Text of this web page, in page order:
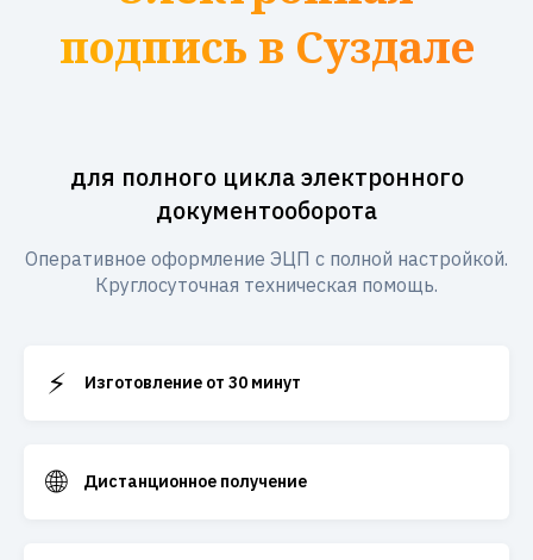
подпись в Суздале
для полного цикла электронного
документооборота
Оперативное оформление ЭЦП с полной настройкой.
Круглосуточная техническая помощь.
⚡ Изготовление от 30 минут
🌐 Дистанционное получение